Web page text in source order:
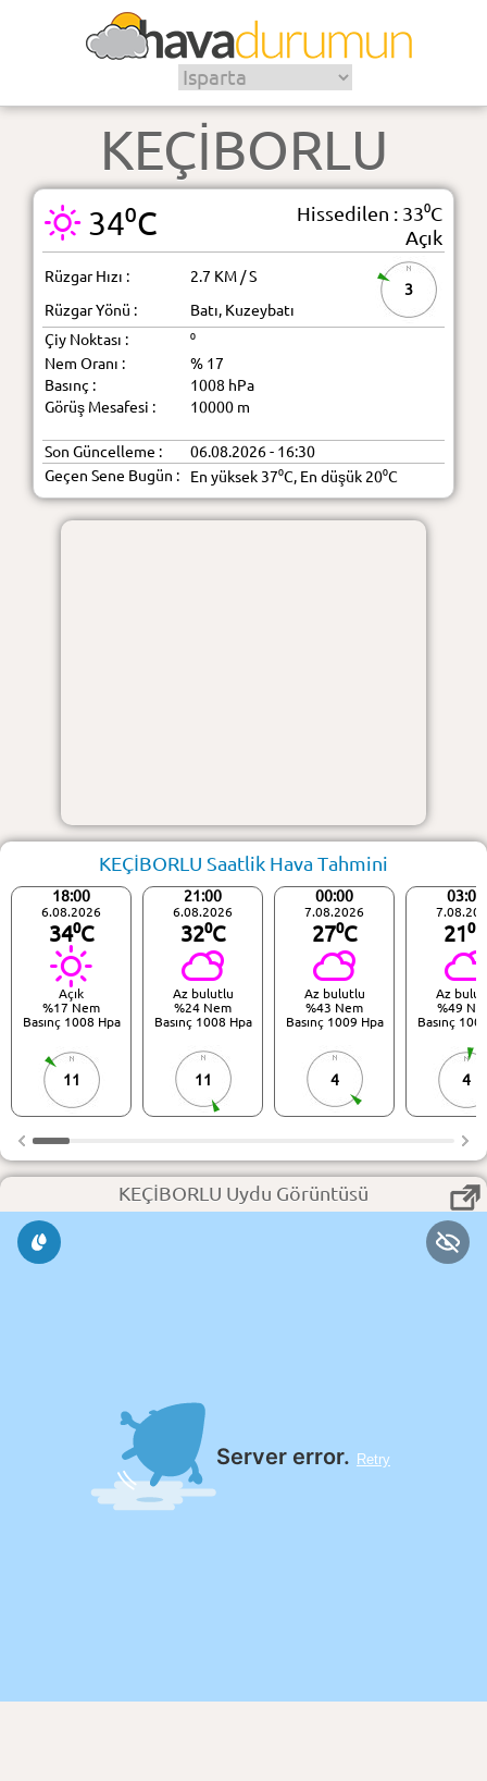
KEÇİBORLU
34⁰C
Hissedilen : 33⁰C
Açık
Rüzgar Hızı : 2.7 KM / S
3
Rüzgar Yönü :
Batı, Kuzeybatı
Çiy Noktası :
⁰
Nem Oranı :
% 17
Basınç :
1008 hPa
Görüş Mesafesi :
10000 m
Son Güncelleme :
06.08.2026 - 16:30
Geçen Sene Bugün :
En yüksek 37⁰C, En düşük 20⁰C
KEÇİBORLU Saatlik Hava Tahmini
18:00
6.08.2026
34⁰C
Açık
%17 Nem
Basınç 1008 Hpa
11
21:00
6.08.2026
32⁰C
Az bulutlu
%24 Nem
Basınç 1008 Hpa
11
00:00
7.08.2026
27⁰C
Az bulutlu
%43 Nem
Basınç 1009 Hpa
4
03:00
21⁰C
Az
%49
Basınç
4
KEÇİBORLU Uydu Görüntüsü